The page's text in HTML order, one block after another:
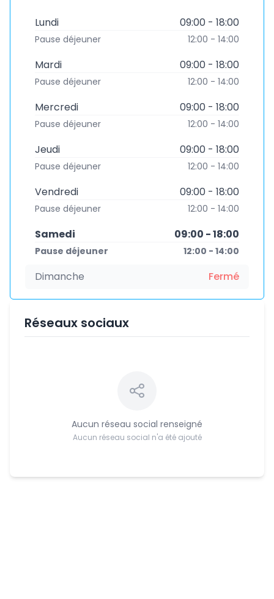
Lundi 09:00 - 18:00
Pause déjeuner 12:00 - 14:00
Mardi 09:00 - 18:00
Pause déjeuner 12:00 - 14:00
Mercredi 09:00 - 18:00
Pause déjeuner 12:00 - 14:00
Jeudi 09:00 - 18:00
Pause déjeuner 12:00 - 14:00
Vendredi 09:00 - 18:00
Pause déjeuner 12:00 - 14:00
Samedi 09:00 - 18:00
Pause déjeuner 12:00 - 14:00
Dimanche Fermé
Réseaux sociaux
Aucun réseau social renseigné
Aucun réseau social n'a été ajouté